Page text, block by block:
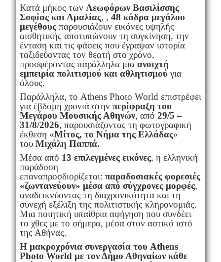
Κατά μήκος των Λεωφόρων Βασιλίσσης
Σοφίας και Αμαλίας, , 48 κάδρα μεγάλου
μεγέθουςπαρουσιάζουν εικόνες υψηλής
αισθητικής αποτυπώνουν τη συγκίνηση, την
ένταση και τις φάσεις που έγραψαν ιστορία
ταξιδεύοντας τον θεατή στο χρόνο,
προσφέροντας παράλληλα μιαανοιχτή
εμπειρία πολιτισμού και αθλητισμούγια
όλους.
Παράλληλα, το Athens Photo World επιστρέφει
για έβδομη χρονιά στην περίφραξη του
Μεγάρου Μουσικής Αθηνών, από 29/5 –
31/8/2026, παρουσιάζοντας τη φωτογραφική
έκθεση «Μίτος, το Νήμα της Ελλάδας»
του Μιχάλη Παππά.
Μέσα από 13 επιλεγμένες εικόνες, η ελληνική
παράδοση
επαναπροσδιορίζεται: παραδοσιακές φορεσιές
«ζωντανεύουν» μέσα από σύγχρονες μορφές,
αναδεικνύοντας τη διαχρονικότητα και τη
συνεχή εξέλιξη της πολιτιστικής κληρονομιάς.
Μια ποιητική υπαίθρια αφήγηση που συνδέει
το χθες με το σήμερα, μέσα στον αστικό ιστό
της Αθήνας.
Η μακροχρόνια συνεργασία του Athens
Photo World με τον Δήμο Αθηναίων κάθε